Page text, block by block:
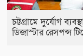
চট্টগ্রামে দুর্যোগ
ডিজাস্টার রেসপন্স